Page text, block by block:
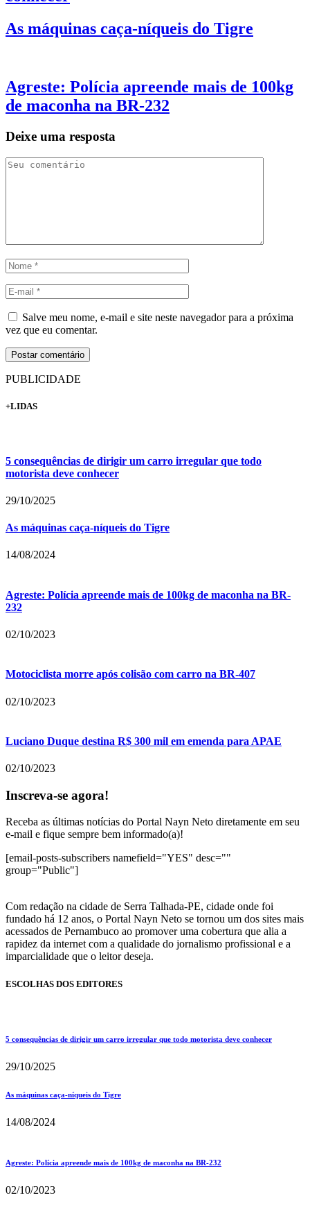
As máquinas caça-níqueis do Tigre
Agreste: Polícia apreende mais de 100kg
de maconha na BR-232
Deixe uma resposta
Salve meu nome, e-mail e site neste navegador para a próxima
vez que eu comentar.
PUBLICIDADE
+LIDAS
5 consequências de dirigir um carro irregular que todo
motorista deve conhecer
29/10/2025
As máquinas caça-níqueis do Tigre
14/08/2024
Agreste: Polícia apreende mais de 100kg de maconha na BR-
232
02/10/2023
Motociclista morre após colisão com carro na BR-407
02/10/2023
Luciano Duque destina R$ 300 mil em emenda para APAE
02/10/2023
Inscreva-se agora!
Receba as últimas notícias do Portal Nayn Neto diretamente em seu
e-mail e fique sempre bem informado(a)!
[email-posts-subscribers namefield="YES" desc=""
group="Public"]
Com redação na cidade de Serra Talhada-PE, cidade onde foi
fundado há 12 anos, o Portal Nayn Neto se tornou um dos sites mais
acessados de Pernambuco ao promover uma cobertura que alia a
rapidez da internet com a qualidade do jornalismo profissional e a
imparcialidade que o leitor deseja.
ESCOLHAS DOS EDITORES
5 consequências de dirigir um carro irregular que todo motorista deve conhecer
29/10/2025
As máquinas caça-níqueis do Tigre
14/08/2024
Agreste: Polícia apreende mais de 100kg de maconha na BR-232
02/10/2023